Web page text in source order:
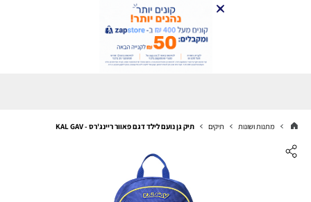
מתנות ושונות תיקים תיק גן נועם לילד דגם פאוור ריינג'רס - KAL GAV